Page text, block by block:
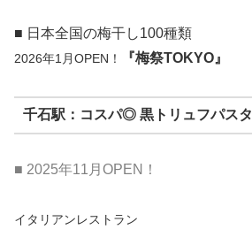
■ 日本全国の梅干し100種類
2026年1月OPEN！ 『梅祭TOKYO』
千石駅：コスパ◎ 黒トリュフパスタ
■ 2025年11月OPEN！
イタリアンレストラン